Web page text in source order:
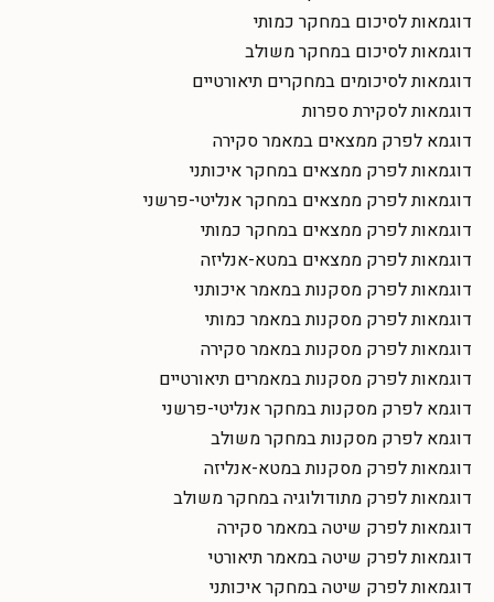
דוגמאות לסיכום במחקר כמותי
דוגמאות לסיכום במחקר משולב
דוגמאות לסיכומים במחקרים תיאורטיים
דוגמאות לסקירת ספרות
דוגמא לפרק ממצאים במאמר סקירה
דוגמאות לפרק ממצאים במחקר איכותני
דוגמאות לפרק ממצאים במחקר אנליטי-פרשני
דוגמאות לפרק ממצאים במחקר כמותי
דוגמאות לפרק ממצאים במטא-אנליזה
דוגמאות לפרק מסקנות במאמר איכותני
דוגמאות לפרק מסקנות במאמר כמותי
דוגמאות לפרק מסקנות במאמר סקירה
דוגמאות לפרק מסקנות במאמרים תיאורטיים
דוגמא לפרק מסקנות במחקר אנליטי-פרשני
דוגמא לפרק מסקנות במחקר משולב
דוגמאות לפרק מסקנות במטא-אנליזה
דוגמאות לפרק מתודולוגיה במחקר משולב
דוגמאות לפרק שיטה במאמר סקירה
דוגמאות לפרק שיטה במאמר תיאורטי
דוגמאות לפרק שיטה במחקר איכותני